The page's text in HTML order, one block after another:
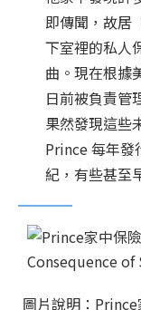
即傳聞，故居
下室裡的私人
曲。現在根據
日前被負責管
果然發現這些
Prince 每年發
紀，有些甚至
圖片說明：